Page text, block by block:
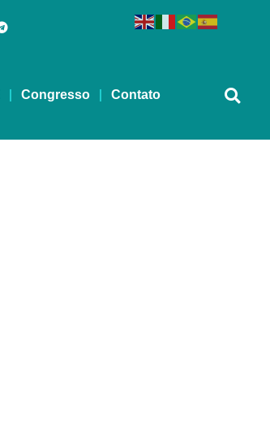
Congresso Contato